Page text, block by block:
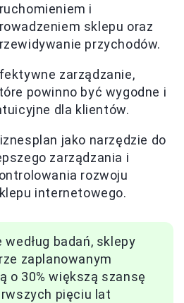
i
sklepu oraz
przychodów.
zarządzanie,
powinno być wygodne i
dla klientów.
jako narzędzie do
zarządzania i
rozwoju
internetowego.
badań, sklepy
zaplanowanym
o 30% większą szansę
pięciu lat